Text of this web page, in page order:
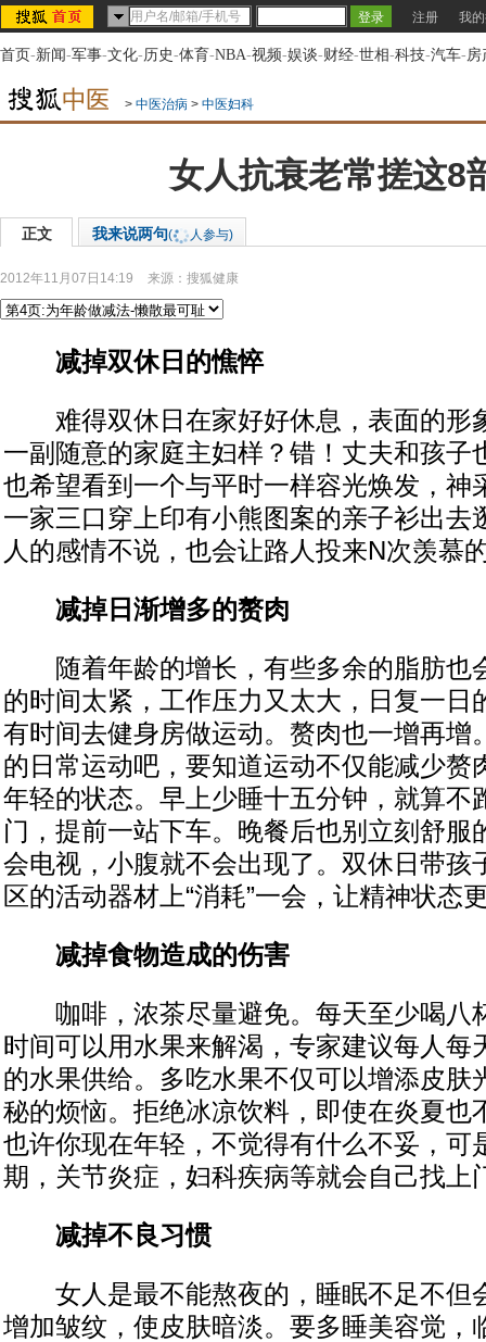
注册 我
首页-新闻-军事-文化-历史-体育-NBA-视频-娱谈-财经-世相-科技-汽车-房
> 中医治病 > 中医妇科
女人抗衰老常搓这8
正文 我来说两句( 人参与)
2012年11月07日14:19 来源： 搜狐健康
减掉双休日的憔悴
难得双休日在家好好休息，表面的形
一副随意的家庭主妇样？错！丈夫和孩子
也希望看到一个与平时一样容光焕发，神
一家三口穿上印有小熊图案的亲子衫出去
人的感情不说，也会让路人投来N次羡慕
减掉日渐增多的赘肉
随着年龄的增长，有些多余的脂肪也
的时间太紧，工作压力又太大，日复一日
有时间去健身房做运动。赘肉也一增再增
的日常运动吧，要知道运动不仅能减少赘
年轻的状态。早上少睡十五分钟，就算不
门，提前一站下车。晚餐后也别立刻舒服
会电视，小腹就不会出现了。双休日带孩
区的活动器材上“消耗”一会，让精神状态
减掉食物造成的伤害
咖啡，浓茶尽量避免。每天至少喝八
时间可以用水果来解渴，专家建议每人每
的水果供给。多吃水果不仅可以增添皮肤
秘的烦恼。拒绝冰凉饮料，即使在炎夏也
也许你现在年轻，不觉得有什么不妥，可
期，关节炎症，妇科疾病等就会自己找上
减掉不良习惯
女人是最不能熬夜的，睡眠不足不但
增加皱纹，使皮肤暗淡。要多睡美容觉，